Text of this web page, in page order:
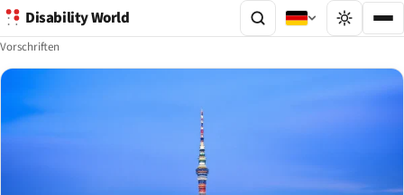
Disability World
Vorschriften